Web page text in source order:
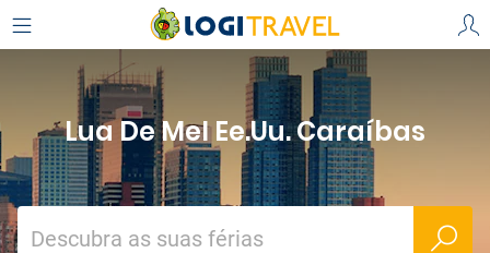
Lua De Mel Ee.Uu. Caraíbas
Descubra as suas férias